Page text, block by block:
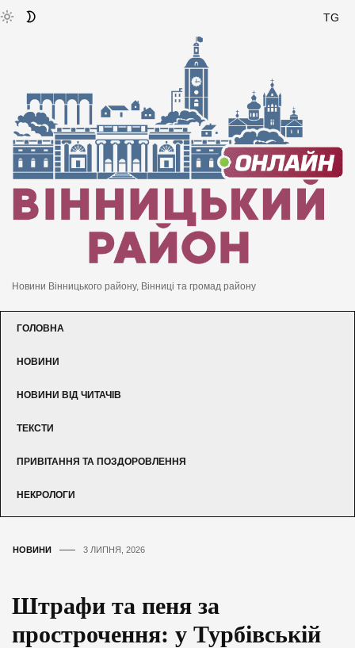
TG
Новини Вінницького району, Вінниці та громад району
ГОЛОВНА
НОВИНИ
НОВИНИ ВІД ЧИТАЧІВ
ТЕКСТИ
ПРИВІТАННЯ ТА ПОЗДОРОВЛЕННЯ
НЕКРОЛОГИ
НОВИНИ 3 ЛИПНЯ, 2026
Штрафи та пеня за
прострочення: у Турбівській